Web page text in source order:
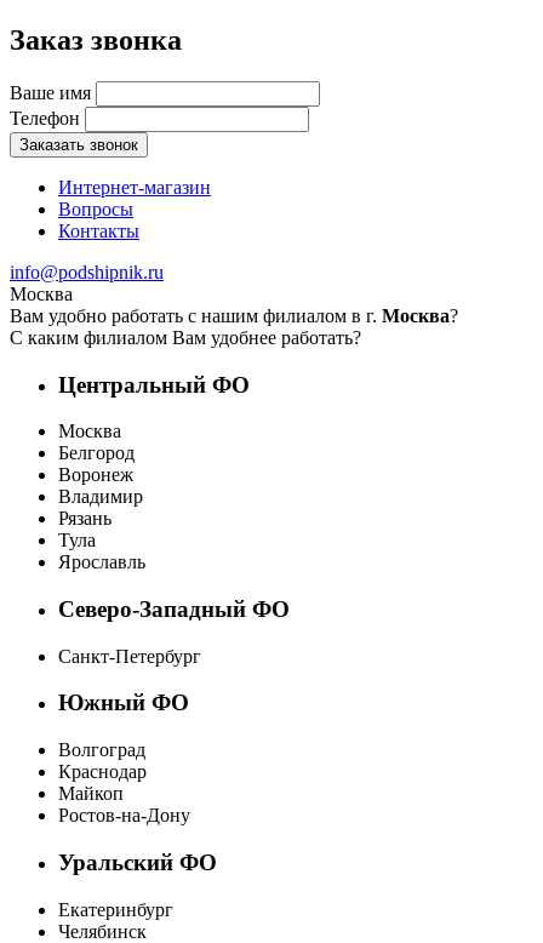
Заказ звонка
Ваше имя
Телефон
Заказать звонок
Интернет-магазин
Вопросы
Контакты
info@podshipnik.ru
Москва
Вам удобно работать с нашим филиалом в г. Москва?
С каким филиалом Вам удобнее работать?
Центральный ФО
Москва
Белгород
Воронеж
Владимир
Рязань
Тула
Ярославль
Северо-Западный ФО
Санкт-Петербург
Южный ФО
Волгоград
Краснодар
Майкоп
Ростов-на-Дону
Уральский ФО
Екатеринбург
Челябинск